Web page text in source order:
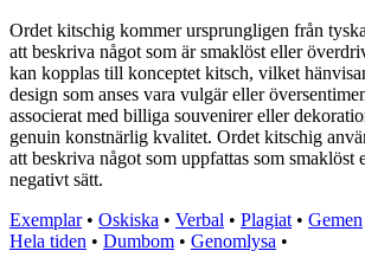
Ordet kitschig kommer ursprungligen från
att beskriva något som är smaklöst eller
kan kopplas till konceptet kitsch, vilket
design som anses vara vulgär eller
associerat med billiga souvenirer eller
genuin konstnärlig kvalitet. Ordet kitschig
att beskriva något som uppfattas som smaklöst
negativt sätt.
Exemplar• Oskiska • Verbal • Plagiat • Gemen
Hela tiden • Dumbom • Genomlysa •